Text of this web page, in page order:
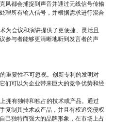
风都会捕捉到声音并通过无线信号传输
理所有输入信号，并根据需求进行混合
为会议和演讲提供了更便捷、灵活且
参与者能够更清晰地听到发言者的声
重要性不可忽视。创新专利的发明对
们可以为企业带来巨大的竞争优势和经
拥有独特和独占的技术或产品。通过
复制其技术或产品，并且有权追究侵权
己独特而强大的品牌形象，在市场上占